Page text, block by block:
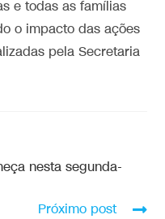
e todas as famílias
o impacto das ações
pela Secretaria
nesta segunda-
Próximo post